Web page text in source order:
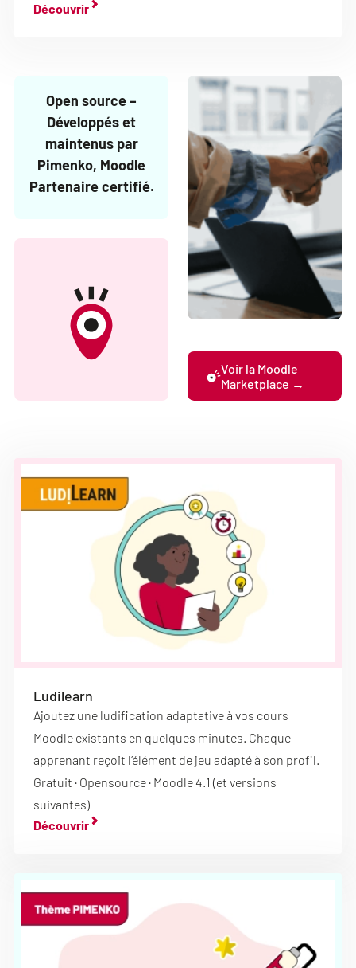
Découvrir
Open source –
Développés et
maintenus par
Pimenko, Moodle
Partenaire certifié.
Voir la Moodle
Marketplace →
Ludilearn
Ajoutez une ludification adaptative à vos cours
Moodle existants en quelques minutes. Chaque
apprenant reçoit l’élément de jeu adapté à son profil.
Gratuit · Opensource · Moodle 4.1 (et versions
suivantes)
Découvrir